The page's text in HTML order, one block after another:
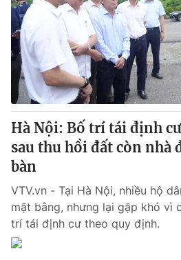
Thế giới
Tin tức
Thế giới đó đây
Câu chuyện quốc tế
Kinh tế
Tài chính
Thị trường
Góc doanh nghiệp
Dữ liệu và đời sống
Truyền hình
Phim VTV
Hậu trường
Nhân vật
Khán giả
Giải trí
Điện ảnh
Âm nhạc
Sao
Đời sống
Du lịch
Giáo dục
Hà Nội: Bố trí tái định
sau thu hồi đất còn nhà
bàn
VTV.vn - Tại Hà Nội, nhiều hộ
mặt bằng, nhưng lại gặp khó vì
trí tái định cư theo quy định.